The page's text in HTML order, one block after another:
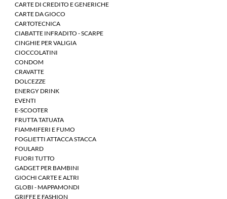
CARTE DI CREDITO E GENERICHE
CARTE DA GIOCO
CARTOTECNICA
CIABATTE INFRADITO - SCARPE
CINGHIE PER VALIGIA
CIOCCOLATINI
CONDOM
CRAVATTE
DOLCEZZE
ENERGY DRINK
EVENTI
E-SCOOTER
FRUTTA TATUATA
FIAMMIFERI E FUMO
FOGLIETTI ATTACCA STACCA
FOULARD
FUORI TUTTO
GADGET PER BAMBINI
GIOCHI CARTE E ALTRI
GLOBI - MAPPAMONDI
GRIFFE E FASHION